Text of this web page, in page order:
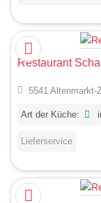
Restaurant
5541 Altenmarkt-
Art der Küche:
Lieferservice